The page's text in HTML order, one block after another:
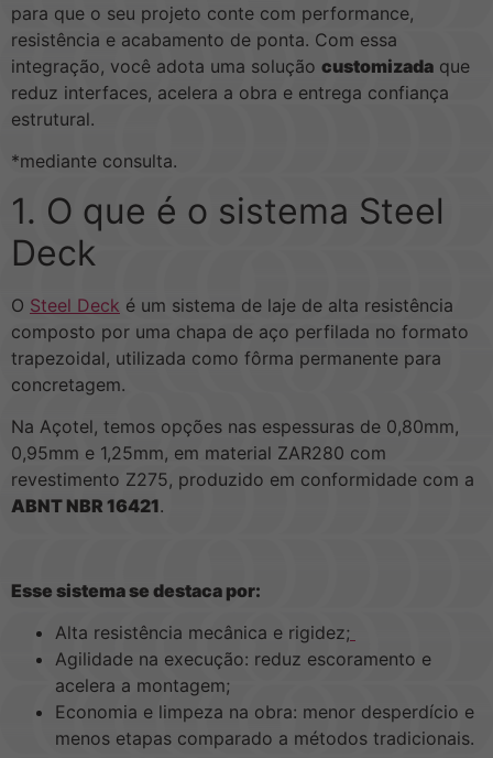
para que o seu projeto conte com performance,
resistência e acabamento de ponta. Com essa
integração, você adota uma solução customizada que
reduz interfaces, acelera a obra e entrega confiança
estrutural.
*mediante consulta.
1. O que é o sistema Steel
Deck
O Steel Deck é um sistema de laje de alta resistência
composto por uma chapa de aço perfilada no formato
trapezoidal, utilizada como fôrma permanente para
concretagem.
Na Açotel, temos opções nas espessuras de 0,80mm,
0,95mm e 1,25mm, em material ZAR280 com
revestimento Z275, produzido em conformidade com a
ABNT NBR 16421.
Esse sistema se destaca por:
Alta resistência mecânica e rigidez;
Agilidade na execução: reduz escoramento e
acelera a montagem;
Economia e limpeza na obra: menor desperdício e
menos etapas comparado a métodos tradicionais.